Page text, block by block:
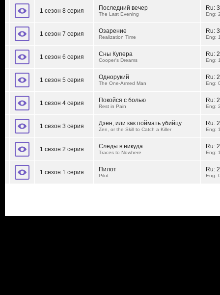
1 сезон 8 серия Последний вечер
The Last Evening
Ru:
Eng:
1 сезон 7 серия Озарение
Realization Time
Ru:
Eng:
1 сезон 6 серия Сны Купера
Cooper's Dreams
Ru:
Eng:
1 сезон 5 серия Однорукий
The One-Armed Man
Ru:
Eng:
1 сезон 4 серия Покойся с болью
Rest in Pain
Ru:
Eng:
1 сезон 3 серия Дзен, или как поймать убийцу
Zen, or the Skill to Catch a Killer
Ru:
Eng:
1 сезон 2 серия Следы в никуда
Traces to Nowhere
Ru:
Eng:
1 сезон 1 серия Пилот
Pilot
Ru:
Eng: